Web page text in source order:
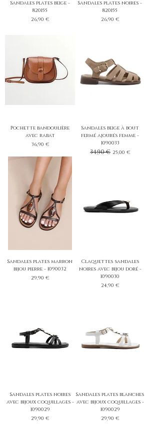
Sandales plates beige -
820155
Prix
26,90 €
Sandales plates noires -
820155
Prix
26,90 €
Pochette bandoulière
avec rabat
Prix
36,90 €
Sandales beige à bout
fermé ajourés femme -
1090033
Prix original
34,90 € Prix promotionnel
25,00 €
Sandales plates marron
bijou pierre - 1090032
Prix
29,90 €
Claquettes sandales
noires avec bijou doré -
1090030
Prix
24,90 €
Sandales plates noires
avec bijoux coquillages -
1090029
Prix
29,90 €
Sandales plates blanches
avec bijoux coquillages -
1090029
Prix
29,90 €